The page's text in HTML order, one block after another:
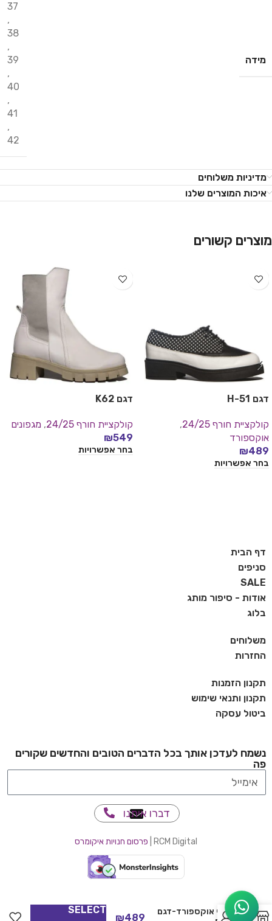
מידה
37
,
38
,
39
,
40
,
41
,
42
מדיניות משלוחים
איכות המוצרים שלנו
מוצרים קשורים
דגם H-51
קולקציית חורף 24/25
,
אוקספורד
₪489
בחר אפשרויות
דגם K62
קולקציית חורף 24/25 , מגפונים
₪549
בחר אפשרויות
דף הבית
סניפים
SALE
אודות - סיפור מותג
בלוג
משלוחים
החזרות
תקנון הזמנות
תקנון ותנאי שימוש
ביטול עסקה
נשמח לעדכן אותך בכל הדברים הטובים והחדשים שקורים
פה
דברו איתנו
RCM Digital | פרסום חנויות איקומרס
נעלי אוקספורד-דגם
₪489
SELECT
0